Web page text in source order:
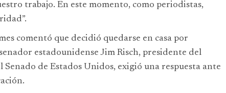
trabajo. En este momento, como periodistas,
comentó que decidió quedarse en casa por
estadounidense Jim Risch, presidente del
de Estados Unidos, exigió una respuesta ante